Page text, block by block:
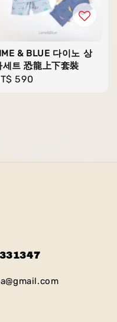
& BLUE 다이노 상
세트 恐龍上下套裝
590